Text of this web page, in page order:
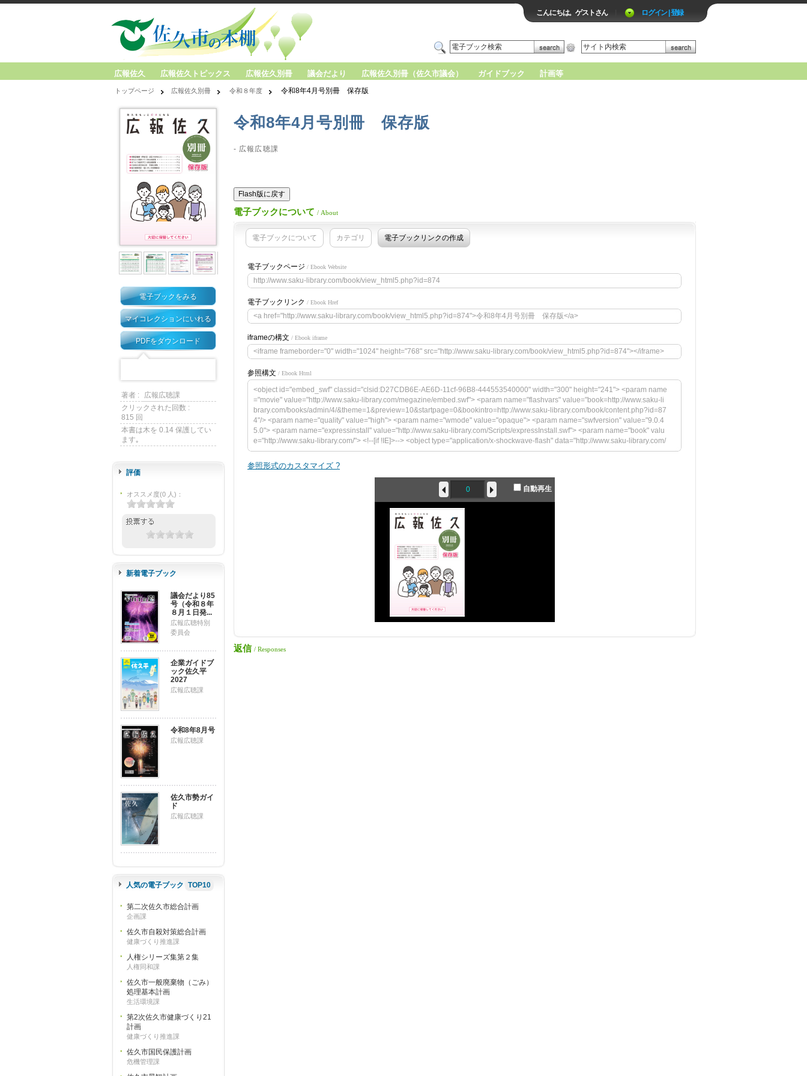
こんにちは。ゲストさん ログイン | 登録
広報佐久 広報佐久トピックス 広報佐久別冊 議会だより 広報佐久別冊（佐久市議会） ガイドブック 計画等
トップページ 広報佐久別冊 令和８年度 令和8年4月号別冊 保存版
電子ブックをみる
マイコレクションにいれる
PDFをダウンロード
著者 :
広報広聴課
クリックされた回数 :
815 回
本書は木を 0.14 保護してい
ます｡
評価
オススメ度(0人) ：
新着電子ブック
議会だより85
号（令和８年
８月１日発...
広報広聴特別
委員会
企業ガイドブ
ック佐久平
2027
広報広聴課
令和8年8月号
広報広聴課
佐久市勢ガイ
ド
広報広聴課
人気の電子ブック TOP10
第二次佐久市総合計画
企画課
佐久市自殺対策総合計画
健康づくり推進課
人権シリーズ集第２集
人権同和課
佐久市一般廃棄物（ごみ）
処理基本計画
生活環境課
第2次佐久市健康づくり21
計画
健康づくり推進課
佐久市国民保護計画
危機管理課
令和8年4月号別冊 保存版
- 広報広聴課
Flash版に戻す
電子ブックについて / About
電子ブックについて カテゴリ 電子ブックリンクの作成
電子ブックページ / Ebook Website
http://www.saku-library.com/book/view_html5.php?id=874
電子ブックリンク / Ebook Href
<a href="http://www.saku-library.com/book/view_html5.php?id=874">令和8年4月号別冊 保存版</a>
iframeの構文 / Ebook iframe
<iframe frameborder="0" width="1024" height="768" src="http://www.saku-library.com/book/view_html5.php?id=874"></iframe>
参照構文 / Ebook Html
<object id="embed_swf" classid="clsid:D27CDB6E-AE6D-11cf-96B8-444553540000" width="300" height="241"> <param name
="movie" value="http://www.saku-library.com/megazine/embed.swf"> <param name="flashvars" value="book=http://www.saku-li
brary.com/books/admin/4/&theme=1&preview=10&startpage=0&bookintro=http://www.saku-library.com/book/content.php?id=87
4"/> <param name="quality" value="high"> <param name="wmode" value="opaque"> <param name="swfversion" value="9.0.4
5.0"> <param name="expressinstall" value="http://www.saku-library.com/Scripts/expressInstall.swf"> <param name="book" valu
e="http://www.saku-library.com/"> <!--[if !IE]>--> <object type="application/x-shockwave-flash" data="http://www.saku-library.com/
megazine/embed.swf" width="300" height="241"> <!--<![endif]--> <param name="quality" value="high"> <param name="flashvar
s" value="book=http://www.saku-library.com/books/admin/4/&theme=1&preview=10&startpage=0&bookintro=http://www.saku-lib
rary.com/book/content.php?id=874"/> <param name="wmode" value="opaque"> <param name="swfversion" value="9.0.45.0">
<param name="expressinstall" value="http://www.saku-library.com/Scripts/expressInstall.swf"> <param name="book" value="htt
p://www.saku-library.com/"> <div> <h4>このコンテンツの表示には、Adobe Flash Playerの最新バージョンが必要です。</h4> <
p><a href="http://www.adobe.com/go/getflashplayer"><img src="http://www.adobe.com/images/shared/download_buttons/get_fl
ash_player.gif" alt=" Adobe Flash Playerを取得" width="112" height="33" /></a></p> </div> <!--[if !IE]>--> </object> <!--<![endif]-->
参照形式のカスタマイズ ?
自動再生
返信 / Responses